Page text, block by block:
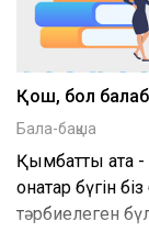
Қош, бол
Бала-бақша
Қымбатты ата -
қонақтар бүгін
тәрбиелеген